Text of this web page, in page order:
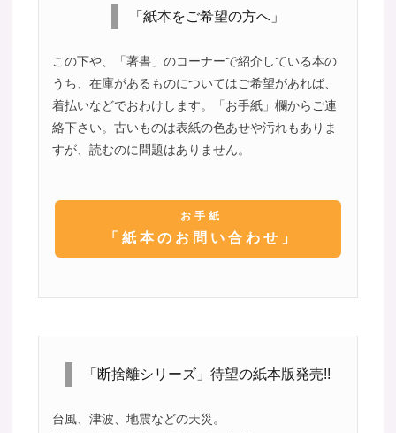
「紙本をご希望の方へ」
この下や、「著書」のコーナーで紹介している本の
うち、在庫があるものについてはご希望があれば、
着払いなどでおわけします。「お手紙」欄からご連
絡下さい。古いものは表紙の色あせや汚れもありま
すが、読むのに問題はありません。
お手紙
「紙本のお問い合わせ」
「断捨離シリーズ」待望の紙本版発売!!
台風、津波、地震などの天災。